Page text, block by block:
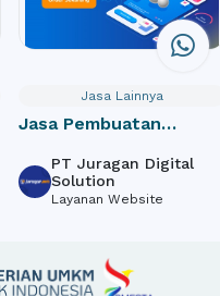
Jasa Lainnya
Jasa Pembuatan
Crowdfunding Online
PT Juragan Digital
Solution
Layanan Website